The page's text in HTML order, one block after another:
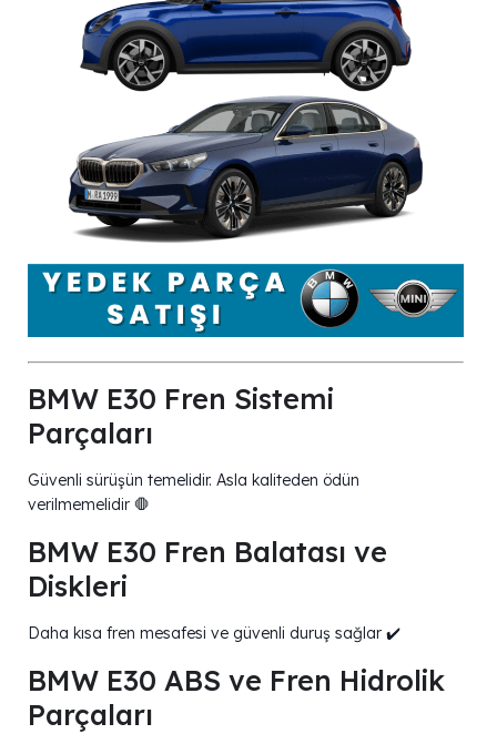
BMW E30 Fren Sistemi
Parçaları
Güvenli sürüşün temelidir. Asla kaliteden ödün
verilmemelidir 🛑
BMW E30 Fren Balatası ve
Diskleri
Daha kısa fren mesafesi ve güvenli duruş sağlar ✔️
BMW E30 ABS ve Fren Hidrolik
Parçaları